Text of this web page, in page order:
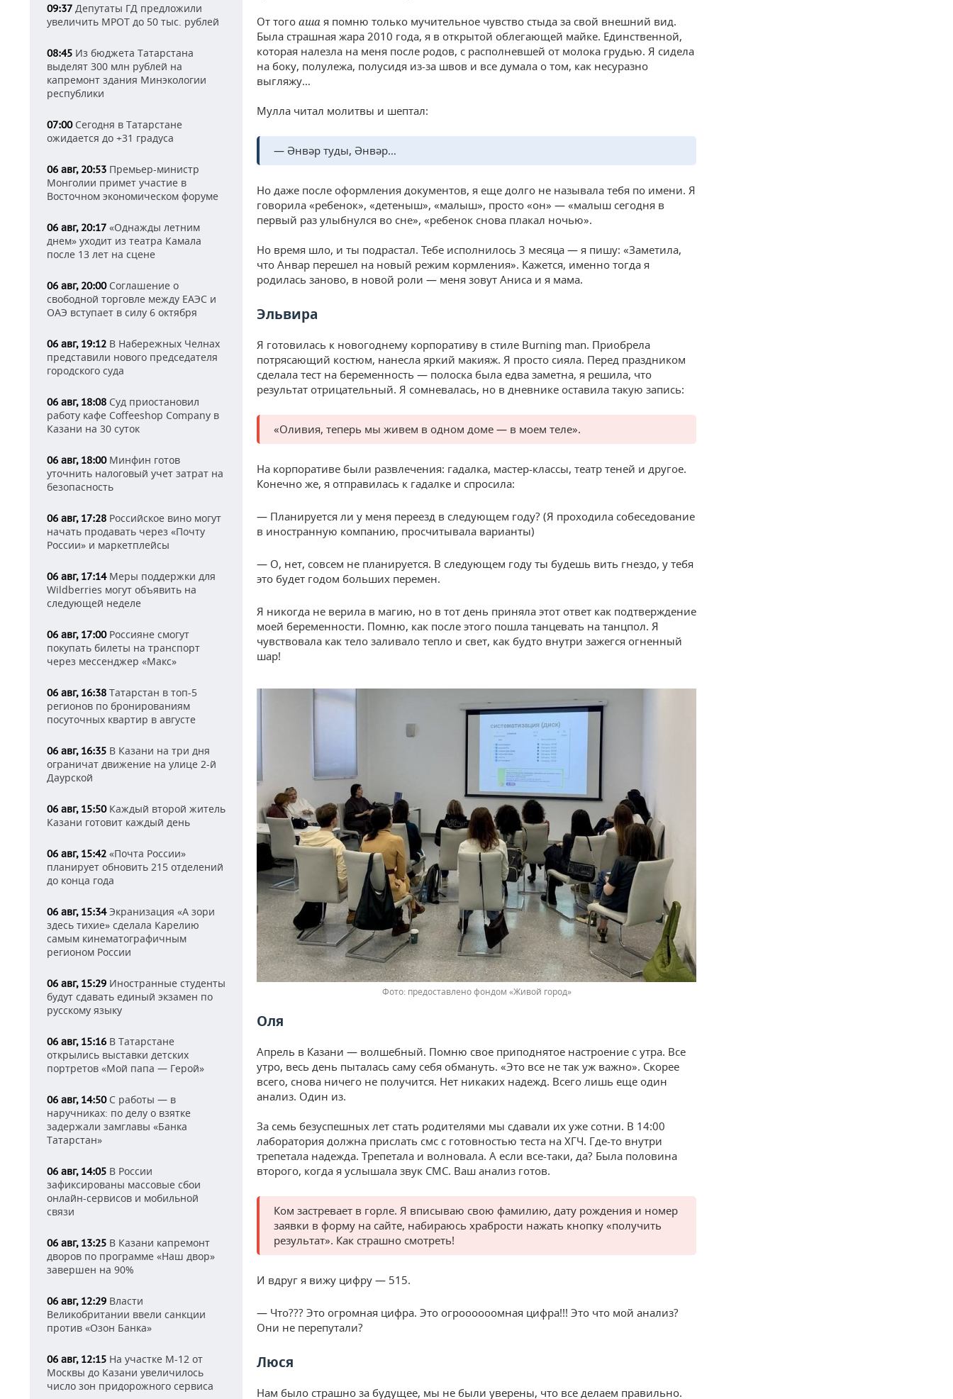
09:37 Депутаты ГД предложили
увеличить МРОТ до 50 тыс. рублей
08:45 Из бюджета Татарстана
выделят 300 млн рублей на
капремонт здания Минэкологии
республики
07:00Сегодня в Татарстане
ожидается до +31 градуса
06 авг, 20:53 Премьер-министр
Монголии примет участие в
Восточном экономическом форуме
06 авг, 20:17 «Однажды летним
днем» уходит из театра Камала
после 13 лет на сцене
06 авг, 20:00Соглашение о
свободной торговле между ЕАЭС и
ОАЭ вступает в силу 6 октября
06 авг, 19:12 В Набережных Челнах
представили нового председателя
городского суда
06 авг, 18:08 Суд приостановил
работу кафе Coffeeshop Company в
Казани на 30 суток
06 авг, 18:00Минфин готов
уточнить налоговый учет затрат на
безопасность
06 авг, 17:28 Российское вино могут
начать продавать через «Почту
России» и маркетплейсы
06 авг, 17:14Меры поддержки для
Wildberries могут объявить на
следующей неделе
06 авг, 17:00Россияне смогут
покупать билеты на транспорт
через мессенджер «Макс»
06 авг, 16:38 Татарстан в топ-5
регионов по бронированиям
посуточных квартир в августе
06 авг, 16:35 В Казани на три дня
ограничат движение на улице 2-й
Даурской
06 авг, 15:50Каждый второй житель
Казани готовит каждый день
06 авг, 15:42 «Почта России»
планирует обновить 215 отделений
до конца года
06 авг, 15:34Экранизация «А зори
здесь тихие» сделала Карелию
самым кинематографичным
регионом России
06 авг, 15:29 Иностранные студенты
будут сдавать единый экзамен по
русскому языку
06 авг, 15:16 В Татарстане
открылись выставки детских
портретов «Мой папа — Герой»
06 авг, 14:50С работы — в
наручниках: по делу о взятке
задержали замглавы «Банка
Татарстан»
06 авг, 14:05 В России
зафиксированы массовые сбои
онлайн-сервисов и мобильной
связи
06 авг, 13:25 В Казани капремонт
дворов по программе «Наш двор»
завершен на 90%
06 авг, 12:29 Власти
Великобритании ввели санкции
против «Озон Банка»
06 авг, 12:15 На участке М-12 от
Москвы до Казани увеличилось
число зон придорожного сервиса
От того аша я помню только мучительное чувство стыда за свой внешний вид.
Была страшная жара 2010 года, я в открытой облегающей майке. Единственной,
которая налезла на меня после родов, с располневшей от молока грудью. Я сидела
на боку, полулежа, полусидя из-за швов и все думала о том, как несуразно
выгляжу…
Мулла читал молитвы и шептал:
— Әнвәр туды, Әнвәр…
Но даже после оформления документов, я еще долго не называла тебя по имени. Я
говорила «ребенок», «детеныш», «малыш», просто «он» — «малыш сегодня в
первый раз улыбнулся во сне», «ребенок снова плакал ночью».
Но время шло, и ты подрастал. Тебе исполнилось 3 месяца — я пишу: «Заметила,
что Анвар перешел на новый режим кормления». Кажется, именно тогда я
родилась заново, в новой роли — меня зовут Аниса и я мама.
Эльвира
Я готовилась к новогоднему корпоративу в стиле Burning man. Приобрела
потрясающий костюм, нанесла яркий макияж. Я просто сияла. Перед праздником
сделала тест на беременность — полоска была едва заметна, я решила, что
результат отрицательный. Я сомневалась, но в дневнике оставила такую запись:
«Оливия, теперь мы живем в одном доме — в моем теле».
На корпоративе были развлечения: гадалка, мастер-классы, театр теней и другое.
Конечно же, я отправилась к гадалке и спросила:
— Планируется ли у меня переезд в следующем году? (Я проходила собеседование
в иностранную компанию, просчитывала варианты)
— О, нет, совсем не планируется. В следующем году ты будешь вить гнездо, у тебя
это будет годом больших перемен.
Я никогда не верила в магию, но в тот день приняла этот ответ как подтверждение
моей беременности. Помню, как после этого пошла танцевать на танцпол. Я
чувствовала как тело заливало тепло и свет, как будто внутри зажегся огненный
шар!
предоставлено фондом «Живой город»
Оля
Апрель в Казани — волшебный. Помню свое приподнятое настроение с утра. Все
утро, весь день пыталась саму себя обмануть. «Это все не так уж важно». Скорее
всего, снова ничего не получится. Нет никаких надежд. Всего лишь еще один
анализ. Один из.
За семь безуспешных лет стать родителями мы сдавали их уже сотни. В 14:00
лаборатория должна прислать смс с готовностью теста на ХГЧ. Где-то внутри
трепетала надежда. Трепетала и волновала. А если все-таки, да? Была половина
второго, когда я услышала звук СМС. Ваш анализ готов.
Ком застревает в горле. Я вписываю свою фамилию, дату рождения и номер
заявки в форму на сайте, набираюсь храбрости нажать кнопку «получить
результат». Как страшно смотреть!
И вдруг я вижу цифру — 515.
— Что??? Это огромная цифра. Это огроооооомная цифра!!! Это что мой анализ?
Они не перепутали?
Люся
Нам было страшно за будущее, мы не были уверены, что все делаем правильно.